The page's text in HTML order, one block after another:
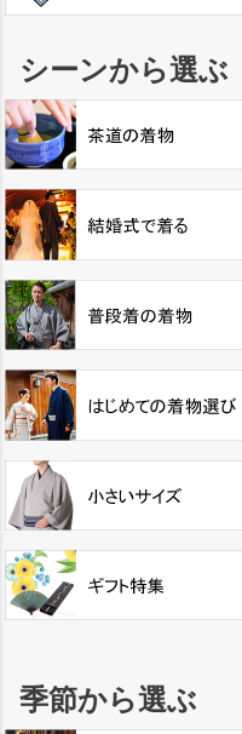
シーンから選ぶ
季節から選ぶ